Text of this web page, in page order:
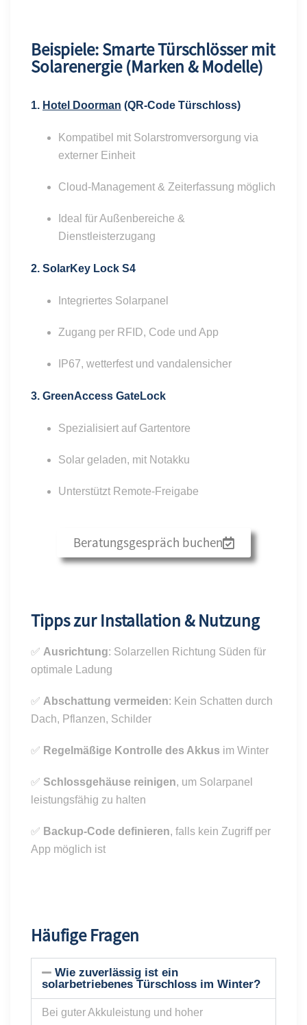
Beispiele: Smarte Türschlösser mit
Solarenergie (Marken & Modelle)
1. Hotel Doorman (QR-Code Türschloss)
Kompatibel mit Solarstromversorgung via
externer Einheit
Cloud-Management & Zeiterfassung möglich
Ideal für Außenbereiche &
Dienstleisterzugang
2. SolarKey Lock S4
Integriertes Solarpanel
Zugang per RFID, Code und App
IP67, wetterfest und vandalensicher
3. GreenAccess GateLock
Spezialisiert auf Gartentore
Solar geladen, mit Notakku
Unterstützt Remote-Freigabe
Beratungsgespräch buchen
Tipps zur Installation & Nutzung
✅ Ausrichtung: Solarzellen Richtung Süden für
optimale Ladung
✅ Abschattung vermeiden: Kein Schatten durch
Dach, Pflanzen, Schilder
✅ Regelmäßige Kontrolle des Akkus im Winter
✅ Schlossgehäuse reinigen, um Solarpanel
leistungsfähig zu halten
✅ Backup-Code definieren, falls kein Zugriff per
App möglich ist
Häufige Fragen
Wie zuverlässig ist ein
solarbetriebenes Türschloss im Winter?
Bei guter Akkuleistung und hoher